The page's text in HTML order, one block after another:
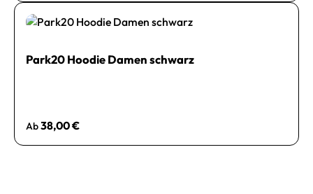
Park20 Hoodie Damen schwarz
Regulärer Preis:
Ab38,00 €